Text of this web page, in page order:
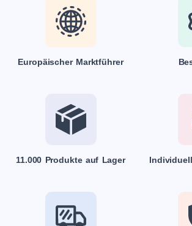
Europäischer Marktführer
11.000 Produkte auf Lager